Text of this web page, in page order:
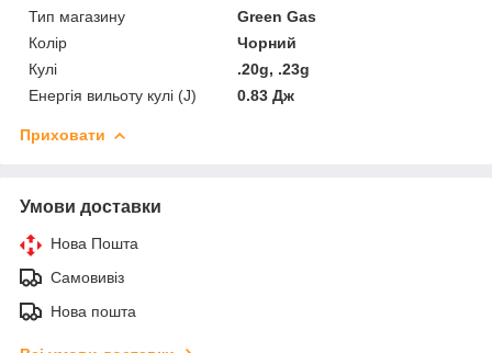
Тип магазину
Green Gas
Колір
Чорний
Кулі
.20g, .23g
Енергія вильоту кулі (J)
0.83 Дж
Приховати
Умови доставки
Нова Пошта
Самовивіз
Нова пошта